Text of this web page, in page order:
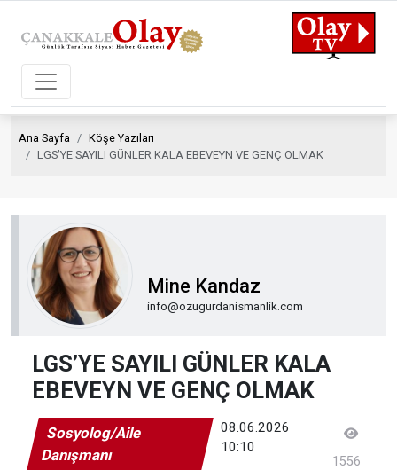
Ana Sayfa
Köşe Yazıları
LGS’YE SAYILI GÜNLER KALA EBEVEYN VE GENÇ OLMAK
Mine Kandaz
info@ozugurdanismanlik.com
LGS’YE SAYILI GÜNLER KALA
EBEVEYN VE GENÇ OLMAK
Sosyolog/Aile
Danışmanı
08.06.2026
10:10
1556